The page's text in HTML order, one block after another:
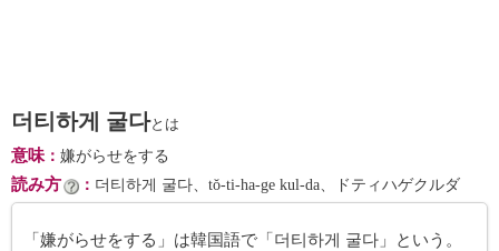
더티하게 굴다とは
意味： 嫌がらせをする
読み方 ： 더티하게 굴다、tŏ-ti-ha-ge kul-da、ドティハゲクルダ
「嫌がらせをする」は韓国語で「더티하게 굴다」という。